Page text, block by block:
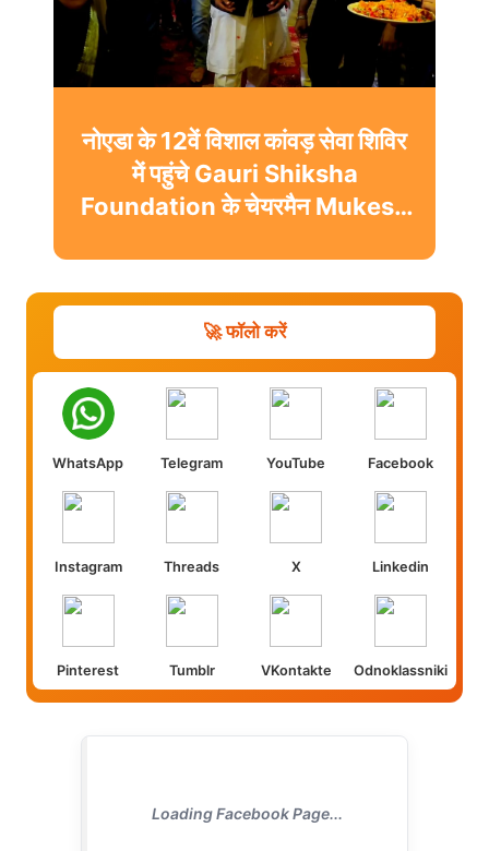
नोएडा के 12वें विशाल कांवड़ सेवा शिविर
में पहुंचे Gauri Shiksha
Foundation के चेयरमैन Mukesh
🚀 फॉलो करें
WhatsApp Telegram YouTube Facebook
Instagram Threads X Linkedin
Pinterest Tumblr VKontakte Odnoklassniki
Loading Facebook Page...